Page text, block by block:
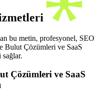
bu metin, profesyonel, SEO
Bulut Çözümleri ve SaaS
Çözümleri ve SaaS